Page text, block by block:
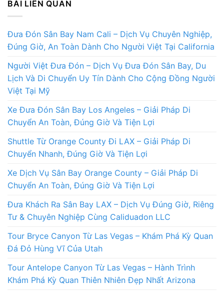
BÀI LIÊN QUAN
Đưa Đón Sân Bay Nam Cali – Dịch Vụ Chuyên Nghiệp,
Đúng Giờ, An Toàn Dành Cho Người Việt Tại California
Người Việt Đưa Đón – Dịch Vụ Đưa Đón Sân Bay, Du
Lịch Và Di Chuyển Uy Tín Dành Cho Cộng Đồng Người
Việt Tại Mỹ
Xe Đưa Đón Sân Bay Los Angeles – Giải Pháp Di
Chuyển An Toàn, Đúng Giờ Và Tiện Lợi
Shuttle Từ Orange County Đi LAX – Giải Pháp Di
Chuyển Nhanh, Đúng Giờ Và Tiện Lợi
Xe Dịch Vụ Sân Bay Orange County – Giải Pháp Di
Chuyển An Toàn, Đúng Giờ Và Tiện Lợi
Đưa Khách Ra Sân Bay LAX – Dịch Vụ Đúng Giờ, Riêng
Tư & Chuyên Nghiệp Cùng Caliduadon LLC
Tour Bryce Canyon Từ Las Vegas – Khám Phá Kỳ Quan
Đá Đỏ Hùng Vĩ Của Utah
Tour Antelope Canyon Từ Las Vegas – Hành Trình
Khám Phá Kỳ Quan Thiên Nhiên Đẹp Nhất Arizona